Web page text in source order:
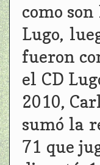
como
Lugo,
fueron
el CD
2010,
sumó la
71 que